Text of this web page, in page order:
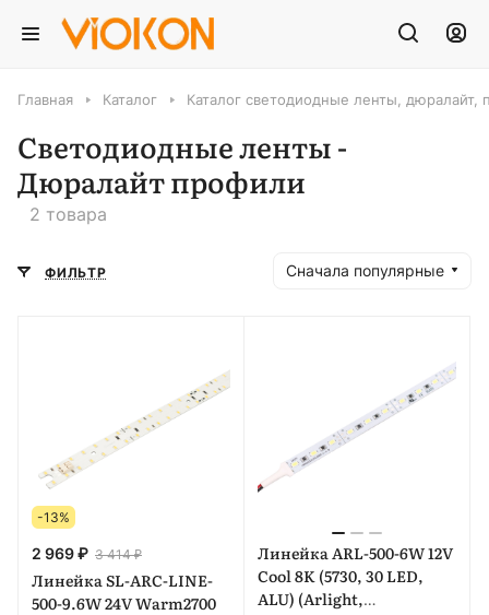
Главная Каталог Каталог светодиодные ленты, дюралайт,
Светодиодные ленты -
Дюралайт профили
2 товара
ФИЛЬТР Сначала популярные
-13%
2 969 ₽ 3 414 ₽
Линейка SL-ARC-LINE-
500-9.6W 24V Warm2700
Линейка ARL-500-6W 12V
Cool 8K (5730, 30 LED,
ALU) (Arlight,